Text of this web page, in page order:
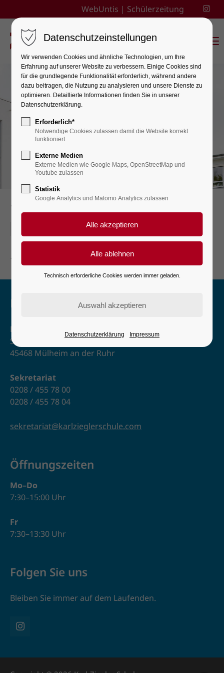
WebUntis | Schülerzeitung
1. Schulpflegschaftssitzung
30-09-2026, 18:30–20:30
1. Schulpflegschaftssitzung
Kontakt
Karl-Ziegler-Schule
Schulstr. 2–6
45468 Mülheim an der Ruhr
Sekretariat
0208 / 455 78 00
0208 / 455 78 04
sekretariat@karlzieglerschule.com
Öffnungszeiten
Mo–Do
7:30–15:00 Uhr
Fr
7:30–13:30 Uhr
Folgen Sie uns
Bleiben Sie immer auf dem Laufenden.
Datenschutzeinstellungen
Wir verwenden Cookies und ähnliche Technologien, um Ihre
Erfahrung auf unserer Website zu verbessern. Einige Cookies sind
für die grundlegende Funktionalität erforderlich, während andere
dazu beitragen, die Nutzung zu analysieren und unsere Dienste zu
optimieren. Detaillierte Informationen finden Sie in unserer
Datenschutzerklärung.
Erforderlich*
Notwendige Cookies zulassen damit die Website korrekt
funktioniert
Externe Medien
Externe Medien wie Google Maps, OpenStreetMap und
Youtube zulassen
Statistik
Google Analytics und Matomo Analytics zulassen
Technisch erforderliche Cookies werden immer geladen.
Datenschutzerklärung Impressum